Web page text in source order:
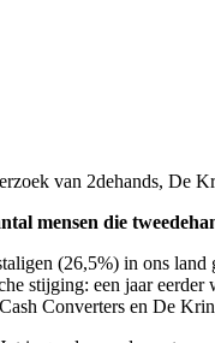
van 2dehands, De
mensen die
(26,5%) in ons
stijging: een jaar
Converters en De